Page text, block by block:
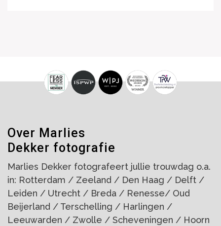
Over Marlies
Dekker fotografie
Marlies Dekker fotografeert jullie trouwdag o.a.
in: Rotterdam / Zeeland / Den Haag / Delft /
Leiden / Utrecht / Breda / Renesse/ Oud
Beijerland / Terschelling / Harlingen /
Leeuwarden / Zwolle / Scheveningen / Hoorn